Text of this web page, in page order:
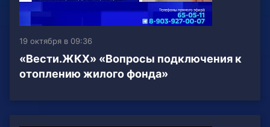
19 октября в 09:36
«Вести.ЖКХ» «Вопросы подключения к
отоплению жилого фонда»